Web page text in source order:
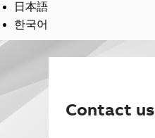
日本語
한국어
Contact us